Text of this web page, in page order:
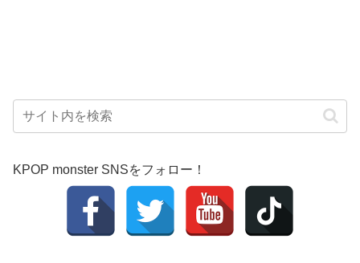
KPOP monster SNSをフォロー！